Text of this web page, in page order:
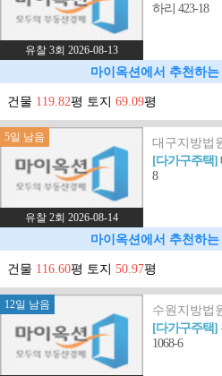
유찰 3회 2026-08-13
하리 423-18
마이옥션에서 추천하
건물 119.82평 토지 69.09평
5일 남음
유찰 2회 2026-08-14
대구지방법
[다가구주택]
8
마이옥션에서 추천하
건물 116.60평 토지 50.97평
12일 남음
수원지방법
[다가구주택]
1068-6